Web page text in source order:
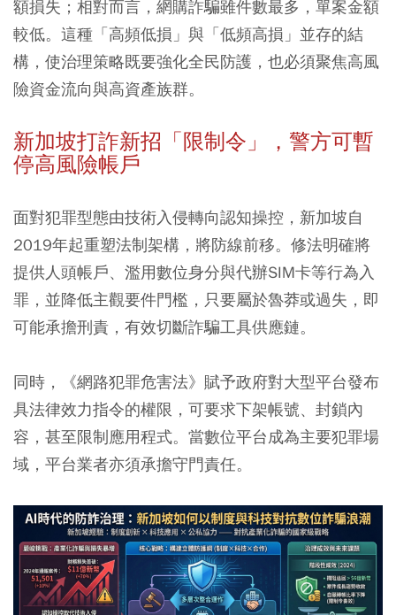
額損失；相對而言，網購詐騙雖件數最多，單案金額
較低。這種「高頻低損」與「低頻高損」並存的結
構，使治理策略既要強化全民防護，也必須聚焦高風
險資金流向與高資產族群。
新加坡打詐新招「限制令」，警方可暫
停高風險帳戶
面對犯罪型態由技術入侵轉向認知操控，新加坡自
2019年起重塑法制架構，將防線前移。修法明確將
提供人頭帳戶、濫用數位身分與代辦SIM卡等行為入
罪，並降低主觀要件門檻，只要屬於魯莽或過失，即
可能承擔刑責，有效切斷詐騙工具供應鏈。
同時，《網路犯罪危害法》賦予政府對大型平台發布
具法律效力指令的權限，可要求下架帳號、封鎖內
容，甚至限制應用程式。當數位平台成為主要犯罪場
域，平台業者亦須承擔守門責任。